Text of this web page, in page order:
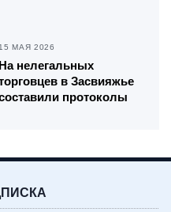
МАЯ 2026
На нелегальных
в Засвияжье
протоколы